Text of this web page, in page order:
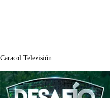
Televisión